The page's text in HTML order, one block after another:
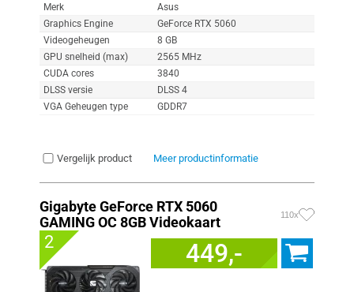
Merk
Asus
Graphics Engine
GeForce RTX 5060
Videogeheugen
8 GB
GPU snelheid (max)
2565 MHz
CUDA cores
3840
DLSS versie
DLSS 4
VGA Geheugen type
GDDR7
Vergelijk product Meer productinformatie
Gigabyte GeForce RTX 5060
GAMING OC 8GB Videokaart
110x
2 449,-